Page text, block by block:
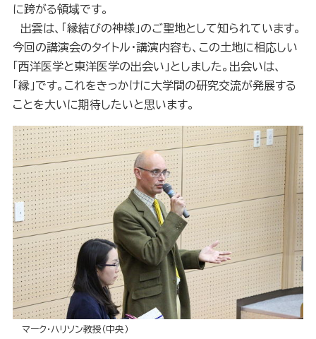
に跨がる領域です。
出雲は、「縁結びの神様」のご聖地として知られています。
今回の講演会のタイトル・講演内容も、この土地に相応しい
「西洋医学と東洋医学の出会い」としました。出会いは、
「縁」です。これをきっかけに大学間の研究交流が発展する
ことを大いに期待したいと思います。
マーク・ハリソン教授（中央）